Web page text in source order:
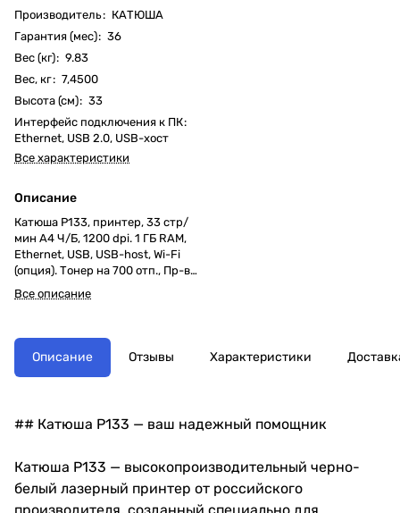
Производитель: КАТЮША
Гарантия (мес): 36
Вес (кг): 9.83
Вес, кг: 7,4500
Высота (см): 33
Интерфейс подключения к ПК:
Ethernet, USB 2.0, USB-хост
Все характеристики
Описание
Катюша P133, принтер, 33 стр/
мин А4 Ч/Б, 1200 dpi. 1 ГБ RAM,
Ethernet, USB, USB-host, Wi-Fi
(опция). Тонер на 700 отп., Пр-во
РФ, 3 года гар. МПТ
Все описание
Описание Отзывы Характеристики
## Катюша P133 — ваш надежный помощник
Катюша P133 — высокопроизводительный черно-
белый лазерный принтер от российского